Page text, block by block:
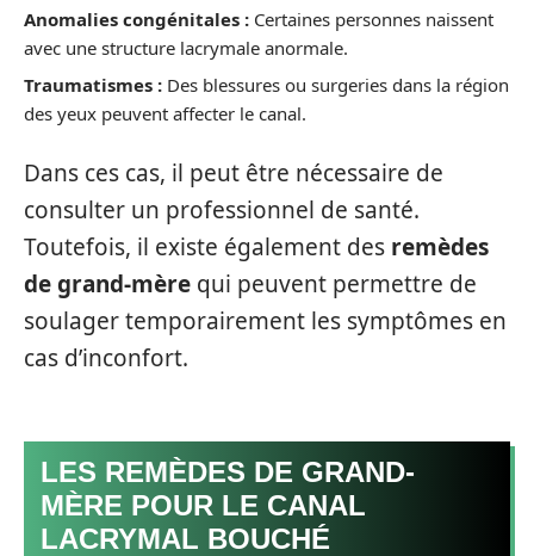
Anomalies congénitales : Certaines personnes naissent
avec une structure lacrymale anormale.
Traumatismes : Des blessures ou surgeries dans la région
des yeux peuvent affecter le canal.
Dans ces cas, il peut être nécessaire de
consulter un professionnel de santé.
Toutefois, il existe également des remèdes
de grand-mère qui peuvent permettre de
soulager temporairement les symptômes en
cas d’inconfort.
LES REMÈDES DE GRAND-
MÈRE POUR LE CANAL
LACRYMAL BOUCHÉ